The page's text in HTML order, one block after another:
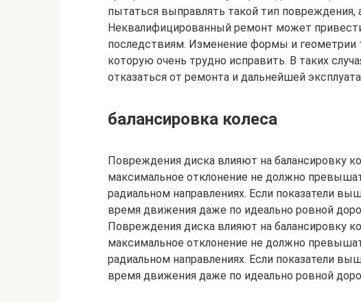
пытаться выправлять такой тип повреждения,
Неквалифицированный ремонт может
последствиям. Изменение формы и геометрии
которую очень трудно исправить. В таких
отказаться от ремонта и дальнейшей
балансировка колеса
Повреждения диска влияют на балансировку
максимальное отклонение не должно
радиальном направлениях. Если показатели
время движения даже по идеально ровной
Повреждения диска влияют на балансировку
максимальное отклонение не должно
радиальном направлениях. Если показатели
время движения даже по идеально ровной